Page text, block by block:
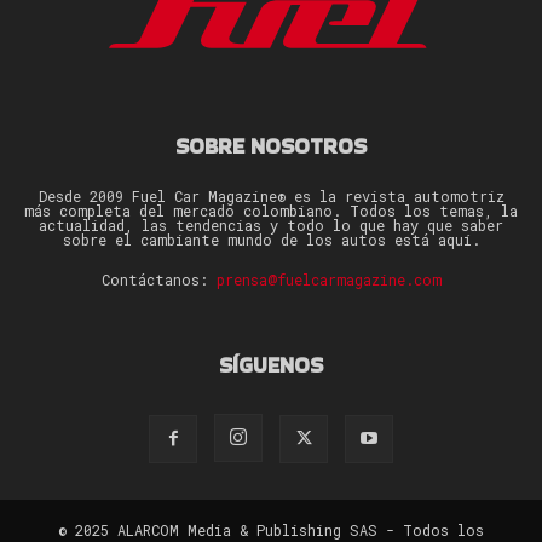
SOBRE NOSOTROS
Desde 2009 Fuel Car Magazine® es la revista automotriz
más completa del mercado colombiano. Todos los temas, la
actualidad, las tendencias y todo lo que hay que saber
sobre el cambiante mundo de los autos está aquí.
Contáctanos: prensa@fuelcarmagazine.com
SÍGUENOS
© 2025 ALARCOM Media & Publishing SAS - Todos los